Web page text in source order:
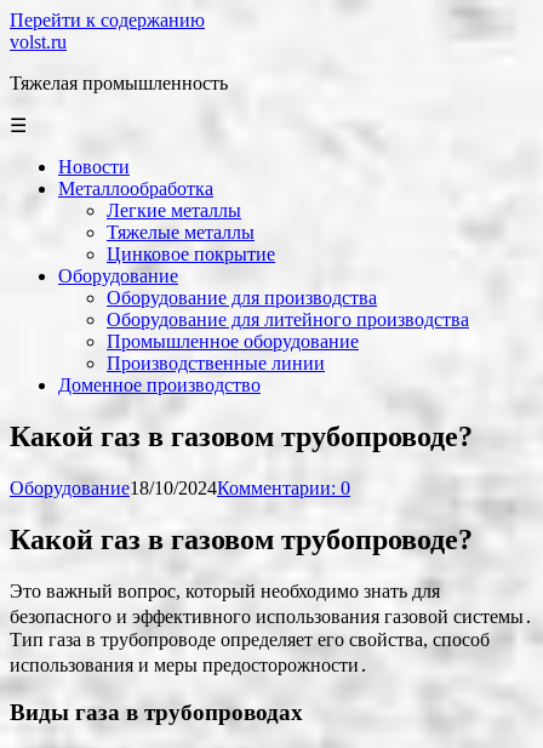
Перейти к содержанию
volst.ru
Тяжелая промышленность
☰
Новости
Металлообработка
Легкие металлы
Тяжелые металлы
Цинковое покрытие
Оборудование
Оборудование для производства
Оборудование для литейного производства
Промышленное оборудование
Производственные линии
Доменное производство
Какой газ в газовом трубопроводе?
Оборудование18/10/2024Комментарии: 0
Какой газ в газовом трубопроводе?
Это важный вопрос, который необходимо знать для
безопасного и эффективного использования газовой системы․
Тип газа в трубопроводе определяет его свойства, способ
использования и меры предосторожности․
Виды газа в трубопроводах